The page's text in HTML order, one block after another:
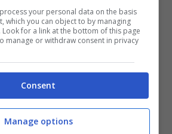
| Repubblica
ai piaceri della tavola
ceca è
da pregiudizi ben poco
non è definibile con
your personal data on the basis
which you can object to by managing
for a link at the bottom of this page
manage or withdraw consent in privacy
Consent
Manage options